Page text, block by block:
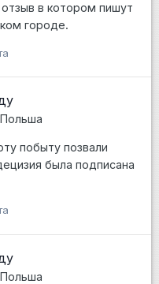
в котором пишут
городе.
Польша
побыту позвали
была подписана
Польша